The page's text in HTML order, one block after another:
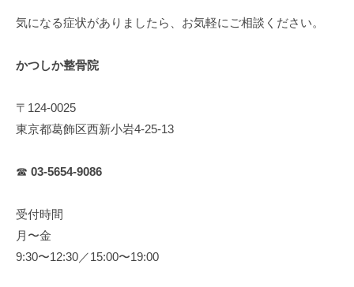
気になる症状がありましたら、お気軽にご相談ください。
かつしか整骨院
〒124-0025
東京都葛飾区西新小岩4-25-13
☎ 03-5654-9086
受付時間
月〜金
9:30〜12:30／15:00〜19:00